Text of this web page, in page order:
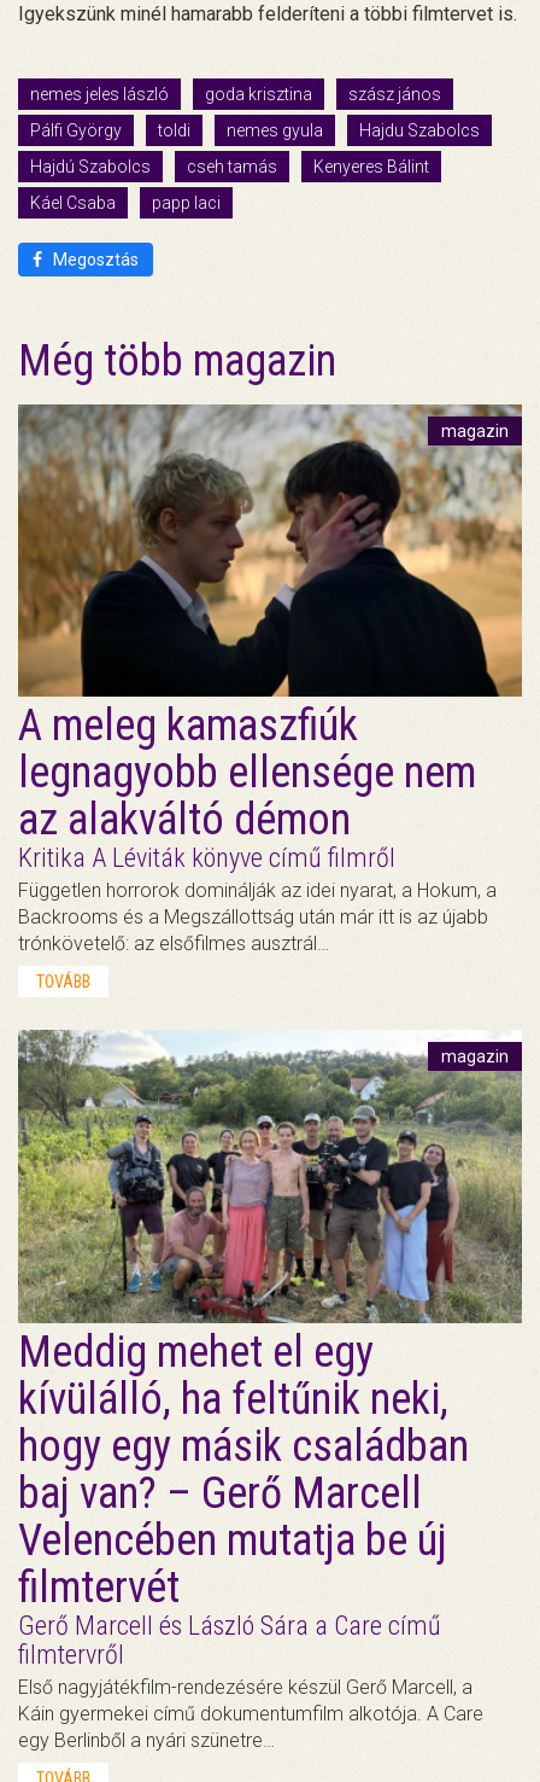
Igyekszünk minél hamarabb felderíteni a többi filmtervet is.
nemes jeles lászló goda krisztina
szász jános
Pálfi György
toldi nemes gyula
Hajdu Szabolcs
Hajdú Szabolcs
cseh tamás
Kenyeres Bálint
Káel Csaba
papp laci
Megosztás
Még több magazin
magazin
A meleg kamaszfiúk
legnagyobb ellensége nem
az alakváltó démon
Kritika A Léviták könyve című filmről
Független horrorok dominálják az idei nyarat, a Hokum, a
Backrooms és a Megszállottság után már itt is az újabb
trónkövetelő: az elsőfilmes ausztrál…
TOVÁBB
magazin
Meddig mehet el egy
kívülálló, ha feltűnik neki,
hogy egy másik családban
baj van? – Gerő Marcell
Velencében mutatja be új
filmtervét
Gerő Marcell és László Sára a Care című
filmtervről
Első nagyjátékfilm-rendezésére készül Gerő Marcell, a
Káin gyermekei című dokumentumfilm alkotója. A Care
egy Berlinből a nyári szünetre…